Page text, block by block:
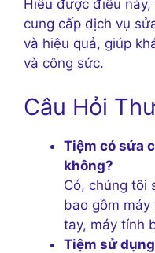
Hiểu được điều
cung cấp dịch vụ
và hiệu quả, giúp
và công sức.
Câu Hỏi
Tiệm có sửa
không?
Có, chúng tôi
bao gồm
tay, máy tính
Tiệm sử